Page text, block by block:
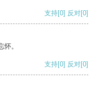
支持[0] 反对[0]
。
支持[0] 反对[0]